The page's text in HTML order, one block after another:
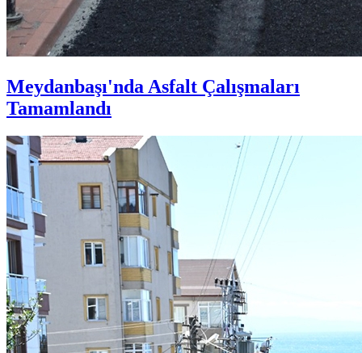
Meydanbaşı'nda Asfalt Çalışmaları
Tamamlandı